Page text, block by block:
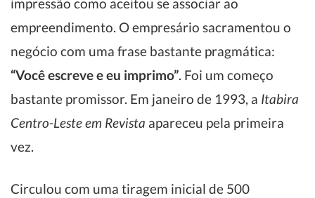
impressão como aceitou se associar ao
empreendimento. O empresário sacramentou o
negócio com uma frase bastante pragmática:
“Você escreve e eu imprimo”. Foi um começo
bastante promissor. Em janeiro de 1993, a Itabira
Centro-Leste em Revista apareceu pela primeira
vez.
Circulou com uma tiragem inicial de 500